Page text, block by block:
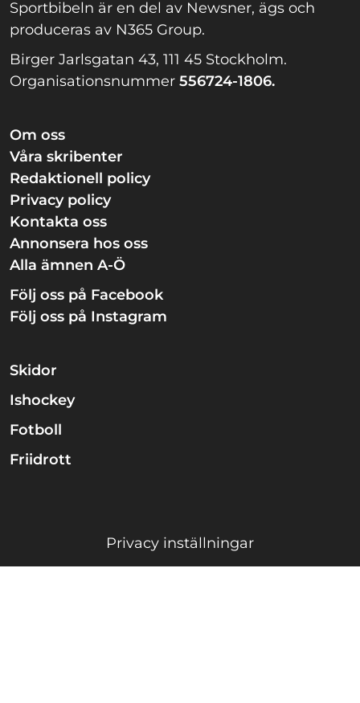
Sportbibeln är en del av Newsner, ägs och
produceras av N365 Group.
Birger Jarlsgatan 43, 111 45 Stockholm.
Organisationsnummer 556724-1806.
Om oss
Våra skribenter
Redaktionell policy
Privacy policy
Kontakta oss
Annonsera hos oss
Alla ämnen A-Ö
Följ oss på Facebook
Följ oss på Instagram
Skidor
Ishockey
Fotboll
Friidrott
Privacy inställningar